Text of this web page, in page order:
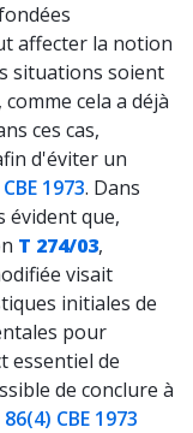
affecter la notion
situations soient
cela a déjà
ces cas,
d'éviter un
1973. Dans
que,
T 274/03,
visait
initiales de
pour
essentiel de
de conclure à
CBE 1973